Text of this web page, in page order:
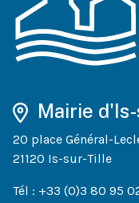
Mairie
20 place Général-
21120 Is-sur-Tille
Tél : +33 (0)3 80 95